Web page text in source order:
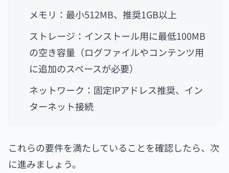
メモリ：最小512MB、推奨1GB以上
ストレージ：インストール用に最低100MB
の空き容量（ログファイルやコンテンツ用
に追加のスペースが必要）
ネットワーク：固定IPアドレス推奨、イン
ターネット接続
これらの要件を満たしていることを確認したら、次
に進みましょう。